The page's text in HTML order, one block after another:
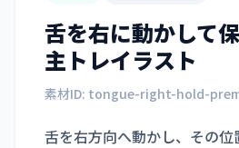
舌を右に動かして
主トレイラスト
素材ID: tongue-right-hold-
舌を右方向へ動かし、その